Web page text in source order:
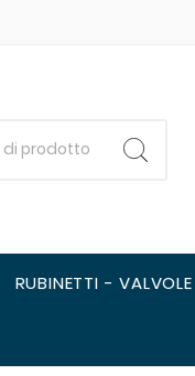
RUBINETTI - VALVOLE